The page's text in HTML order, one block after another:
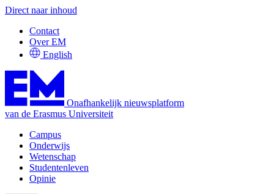
Direct naar inhoud
Contact
Over EM
English
Onafhankelijk nieuwsplatform
van de Erasmus Universiteit
Campus
Onderwijs
Wetenschap
Studentenleven
Opinie